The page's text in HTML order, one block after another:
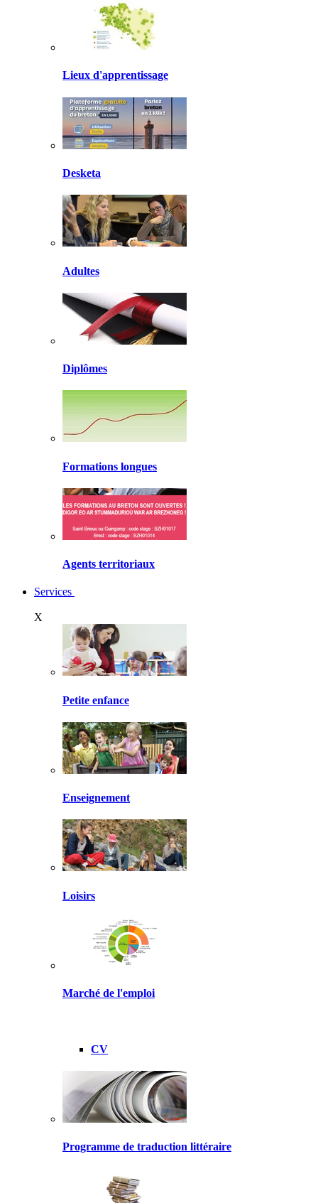
Lieux d'apprentissage
Desketa
Adultes
Diplômes
Formations longues
Agents territoriaux
Services
X
Petite enfance
Enseignement
Loisirs
Marché de l'emploi
CV
Programme de traduction littéraire